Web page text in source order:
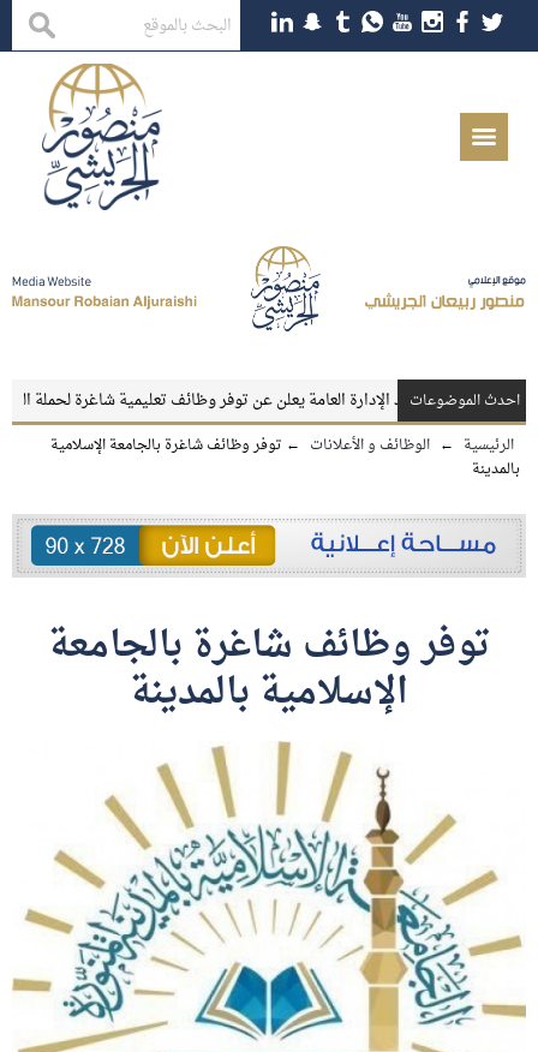
احدث الموضوعاتمعهد الإدارة العامة يعلن عن توفر وظائف تعليمية شاغرة لحملة الماجستير الأثر
الرئيسية ← الوظائف و الأعلانات ← توفر وظائف شاغرة بالجامعة الإسلامية
بالمدينة
توفر وظائف شاغرة بالجامعة
الإسلامية بالمدينة